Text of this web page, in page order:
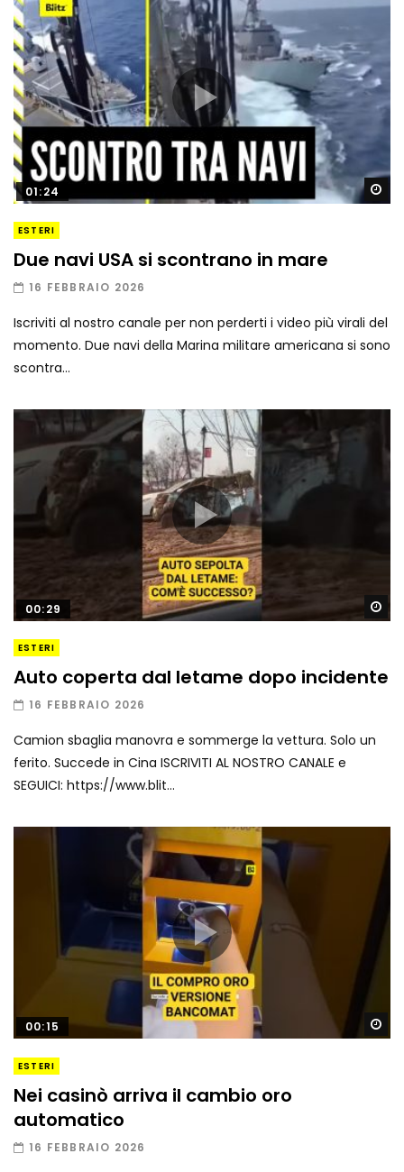
01:24
ESTERI
Due navi USA si scontrano in mare
16 FEBBRAIO 2026
Iscriviti al nostro canale per non perderti i video più virali del
momento. Due navi della Marina militare americana si sono
scontra...
00:29
ESTERI
Auto coperta dal letame dopo incidente
16 FEBBRAIO 2026
Camion sbaglia manovra e sommerge la vettura. Solo un
ferito. Succede in Cina ISCRIVITI AL NOSTRO CANALE e
SEGUICI: https://www.blit...
00:15
ESTERI
Nei casinò arriva il cambio oro
automatico
16 FEBBRAIO 2026